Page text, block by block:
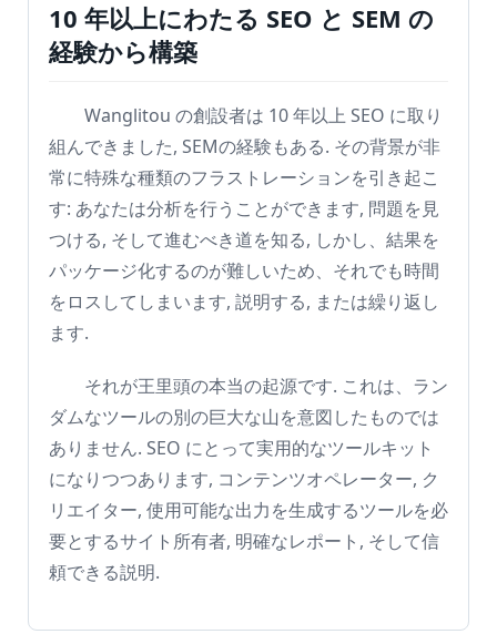
家
10 年以上にわたる SEO と SEM の
経験から構築
Wanglitou の創設者は 10 年以上 SEO に取り
組んできました, SEMの経験もある. その背景が非
常に特殊な種類のフラストレーションを引き起こ
す: あなたは分析を行うことができます, 問題を見
つける, そして進むべき道を知る, しかし、結果を
パッケージ化するのが難しいため、それでも時間
をロスしてしまいます, 説明する, または繰り返し
ます.
それが王里頭の本当の起源です. これは、ラン
ダムなツールの別の巨大な山を意図したものでは
ありません. SEO にとって実用的なツールキット
になりつつあります, コンテンツオペレーター, ク
リエイター, 使用可能な出力を生成するツールを必
要とするサイト所有者, 明確なレポート, そして信
頼できる説明.